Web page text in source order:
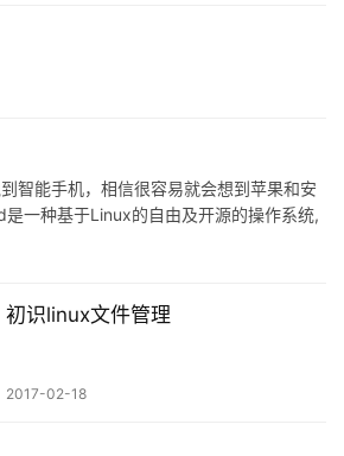
，您看看，除了马哥这里，哪里还有这么
智能手机，相信很容易就会想到苹果和安
一种基于Linux的自由及开源的操作系统,
的特性达到与苹果系统分庭伉礼的地
初识linux文件管理
2017-02-18